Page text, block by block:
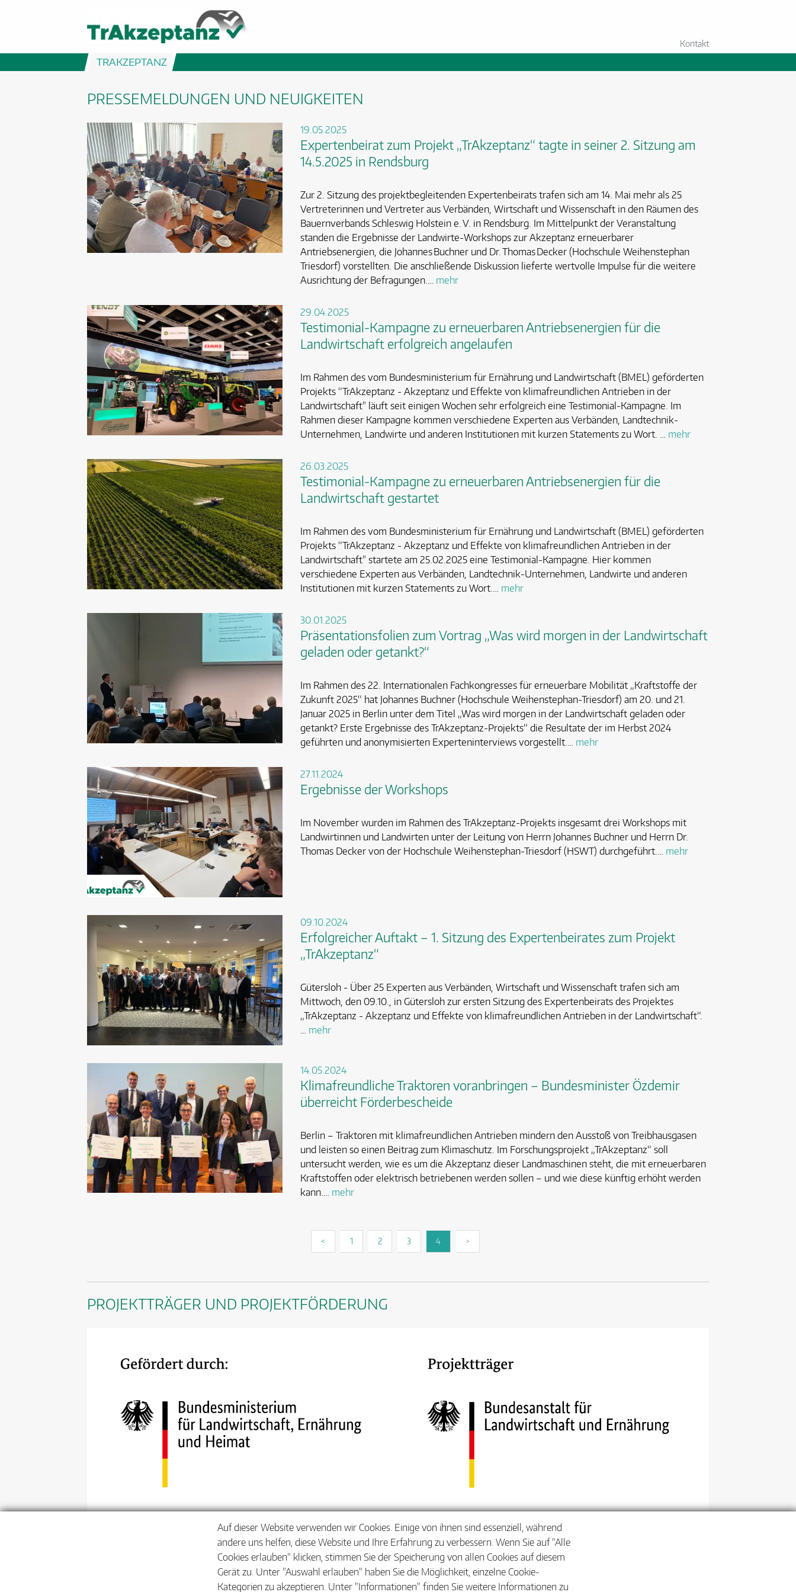
Kontakt
TRAKZEPTANZ
PRESSEMELDUNGEN UND NEUIGKEITEN
19.05.2025
Expertenbeirat zum Projekt „TrAkzeptanz“ tagte in seiner 2. Sitzung am
14.5.2025 in Rendsburg
Zur 2. Sitzung des projektbegleitenden Expertenbeirats trafen sich am 14. Mai mehr als 25
Vertreterinnen und Vertreter aus Verbänden, Wirtschaft und Wissenschaft in den Räumen des
Bauernverbands Schleswig Holstein e. V. in Rendsburg. Im Mittelpunkt der Veranstaltung
standen die Ergebnisse der Landwirte-Workshops zur Akzeptanz erneuerbarer
Antriebsenergien, die Johannes Buchner und Dr. Thomas Decker (Hochschule Weihenstephan
Triesdorf) vorstellten. Die anschließende Diskussion lieferte wertvolle Impulse für die weitere
Ausrichtung der Befragungen.… mehr
29.04.2025
Testimonial-Kampagne zu erneuerbaren Antriebsenergien für die
Landwirtschaft erfolgreich angelaufen
Im Rahmen des vom Bundesministerium für Ernährung und Landwirtschaft (BMEL) geförderten
Projekts “TrAkzeptanz - Akzeptanz und Effekte von klimafreundlichen Antrieben in der
Landwirtschaft" läuft seit einigen Wochen sehr erfolgreich eine Testimonial-Kampagne. Im
Rahmen dieser Kampagne kommen verschiedene Experten aus Verbänden, Landtechnik-
Unternehmen, Landwirte und anderen Institutionen mit kurzen Statements zu Wort. … mehr
26.03.2025
Testimonial-Kampagne zu erneuerbaren Antriebsenergien für die
Landwirtschaft gestartet
Im Rahmen des vom Bundesministerium für Ernährung und Landwirtschaft (BMEL) geförderten
Projekts “TrAkzeptanz - Akzeptanz und Effekte von klimafreundlichen Antrieben in der
Landwirtschaft" startete am 25.02.2025 eine Testimonial-Kampagne. Hier kommen
verschiedene Experten aus Verbänden, Landtechnik-Unternehmen, Landwirte und anderen
Institutionen mit kurzen Statements zu Wort.… mehr
30.01.2025
Präsentationsfolien zum Vortrag „Was wird morgen in der Landwirtschaft
geladen oder getankt?“
Im Rahmen des 22. Internationalen Fachkongresses für erneuerbare Mobilität „Kraftstoffe der
Zukunft 2025“ hat Johannes Buchner (Hochschule Weihenstephan-Triesdorf) am 20. und 21.
Januar 2025 in Berlin unter dem Titel „Was wird morgen in der Landwirtschaft geladen oder
getankt? Erste Ergebnisse des TrAkzeptanz-Projekts“ die Resultate der im Herbst 2024
geführten und anonymisierten Experteninterviews vorgestellt.… mehr
27.11.2024
Ergebnisse der Workshops
Im November wurden im Rahmen des TrAkzeptanz-Projekts insgesamt drei Workshops mit
Landwirtinnen und Landwirten unter der Leitung von Herrn Johannes Buchner und Herrn Dr.
Thomas Decker von der Hochschule Weihenstephan-Triesdorf (HSWT) durchgeführt.… mehr
09.10.2024
Erfolgreicher Auftakt – 1. Sitzung des Expertenbeirates zum Projekt
„TrAkzeptanz“
Gütersloh - Über 25 Experten aus Verbänden, Wirtschaft und Wissenschaft trafen sich am
Mittwoch, den 09.10., in Gütersloh zur ersten Sitzung des Expertenbeirats des Projektes
„TrAkzeptanz - Akzeptanz und Effekte von klimafreundlichen Antrieben in der Landwirtschaft“.
mehr
14.05.2024
Klimafreundliche Traktoren voranbringen – Bundesminister Özdemir
überreicht Förderbescheide
Berlin – Traktoren mit klimafreundlichen Antrieben mindern den Ausstoß von Treibhausgasen
und leisten so einen Beitrag zum Klimaschutz. Im Forschungsprojekt „TrAkzeptanz“ soll
untersucht werden, wie es um die Akzeptanz dieser Landmaschinen steht, die mit erneuerbaren
Kraftstoffen oder elektrisch betriebenen werden sollen – und wie diese künftig erhöht werden
kann.… mehr
< 1 2 3 4 >
PROJEKTTRÄGER UND PROJEKTFÖRDERUNG
Auf dieser Website verwenden wir Cookies. Einige von ihnen sind essenziell, während
andere uns helfen, diese Website und Ihre Erfahrung zu verbessern. Wenn Sie auf "Alle
Cookies erlauben" klicken, stimmen Sie der Speicherung von allen Cookies auf diesem
Gerät zu. Unter "Auswahl erlauben" haben Sie die Möglichkeit, einzelne Cookie-
Kategorien zu akzeptieren. Unter "Informationen" finden Sie weitere Informationen zu